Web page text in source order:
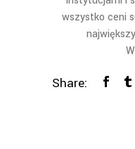
wszystko ceni
Share: